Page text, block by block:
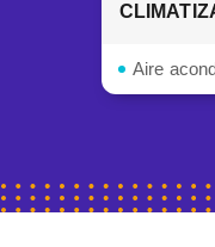
Aire